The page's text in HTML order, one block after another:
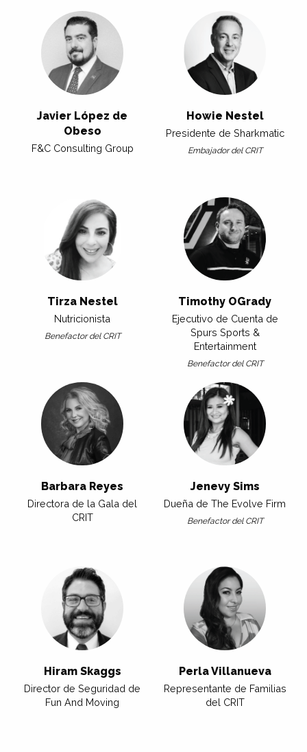
Javier López de
Obeso
F&C Consulting Group
Howie Nestel
Presidente de Sharkmatic
Embajador del CRIT
Tirza Nestel
Nutricionista
Benefactor del CRIT
Timothy OGrady
Ejecutivo de Cuenta de
Spurs Sports &
Entertainment
Benefactor del CRIT
Barbara Reyes
Directora de la Gala del
CRIT
Jenevy Sims
Dueña de The Evolve Firm
Benefactor del CRIT
Hiram Skaggs
Director de Seguridad de
Fun And Moving
Perla Villanueva
Representante de Familias
del CRIT